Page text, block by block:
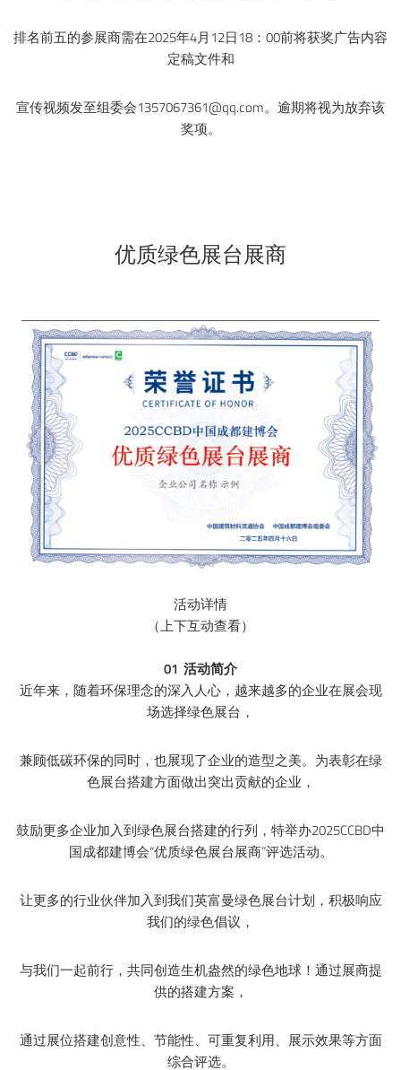
排名前五的参展商需在2025年4月12日18：00前将获奖广告内容
定稿文件和
宣传视频发至组委会1357067361@qq.com。逾期将视为放弃该
奖项。
优质绿色展台展商
活动详情
（上下互动查看）
01 活动简介
近年来，随着环保理念的深入人心，越来越多的企业在展会现
场选择绿色展台，
兼顾低碳环保的同时，也展现了企业的造型之美。为表彰在绿
色展台搭建方面做出突出贡献的企业，
鼓励更多企业加入到绿色展台搭建的行列，特举办2025CCBD中
国成都建博会“优质绿色展台展商”评选活动。
让更多的行业伙伴加入到我们英富曼绿色展台计划，积极响应
我们的绿色倡议，
与我们一起前行，共同创造生机盎然的绿色地球！通过展商提
供的搭建方案，
通过展位搭建创意性、节能性、可重复利用、展示效果等方面
综合评选。